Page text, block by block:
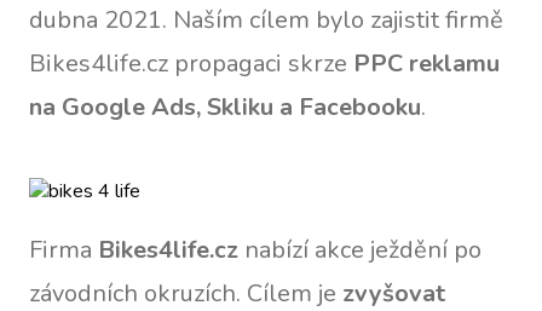
dubna 2021. Naším cílem bylo zajistit firmě
Bikes4life.cz propagaci skrze PPC reklamu
na Google Ads, Skliku a Facebooku.
Firma Bikes4life.cz nabízí akce ježdění po
závodních okruzích. Cílem je zvyšovat